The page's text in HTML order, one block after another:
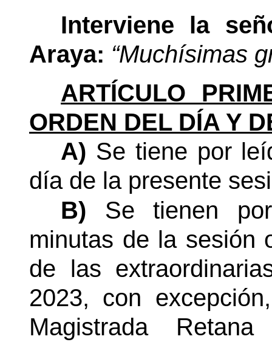
Interviene la
Araya: “Muchísimas
ARTÍCULO
ORDEN DEL DÍA Y
A) Se tiene por
día de la presente
B) Se tienen
minutas de la sesión
de las
2023, con
Magistrada